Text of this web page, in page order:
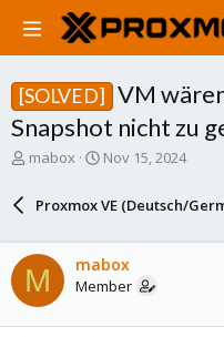
[SOLVED]
VM
Snapshot nicht zu
T
d
s
t
mabox
S
a
r
d
a
t
Nov 15, 2024
Proxmox VE (Deutsch/
M mabox
Member